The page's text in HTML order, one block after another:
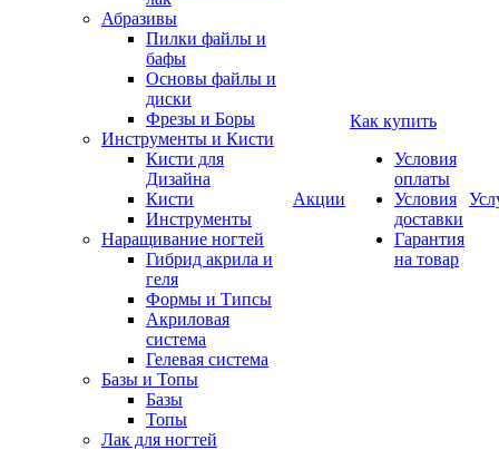
Абразивы
Пилки файлы и
бафы
Основы файлы и
диски
Фрезы и Боры
Инструменты и Кисти
Кисти для
Дизайна
Кисти
Инструменты
Наращивание ногтей
Гибрид акрила и
геля
Формы и Типсы
Акриловая
система
Гелевая система
Базы и Топы
Базы
Топы
Лак для ногтей
Акции
Как купить
Условия
оплаты
Условия
доставки
Гарантия
на товар